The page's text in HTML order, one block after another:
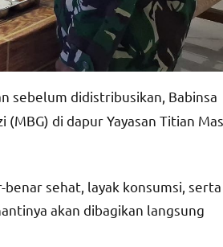
sebelum didistribusikan, Babinsa
di dapur Yayasan Titian Mas
sehat, layak konsumsi, serta
akan dibagikan langsung